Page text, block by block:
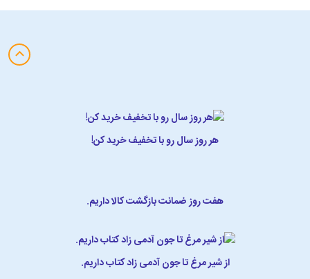
هر روز سال رو با تخفیف خرید کن!
هفت روز ضمانت بازگشت کالا داریم.
از شیر مرغ تا جون آدمی زاد کتاب داریم.